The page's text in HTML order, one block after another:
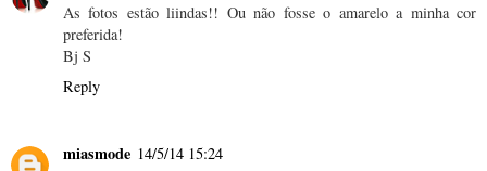
As fotos estão liindas!! Ou não fosse o amarelo a minha cor
preferida!
Bj S
Reply
miasmode 14/5/14 15:24